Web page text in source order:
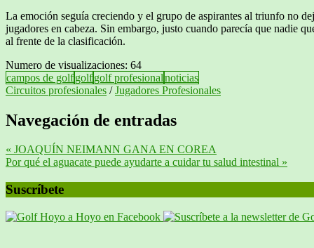
La emoción seguía creciendo y el grupo de aspirantes al triunfo no
jugadores en cabeza. Sin embargo, justo cuando parecía que nadie
al frente de la clasificación.
Numero de visualizaciones: 64
campos de golfgolfgolf profesionalnoticias
Circuitos profesionales /Jugadores Profesionales
Navegación de entradas
« JOAQUÍN NEIMANN GANA EN COREA
Por qué el aguacate puede ayudarte a cuidar tu salud intestinal »
Suscríbete